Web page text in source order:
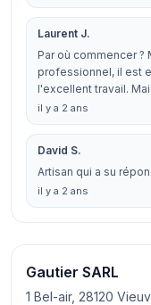
Laurent J.
Par où commencer ?
professionnel, il est
l'excellent travail.
il y a 2 ans
David S.
Artisan qui a su
il y a 2 ans
Gautier SARL
1 Bel-air, 28120